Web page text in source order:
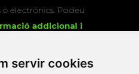
servir cookies
o electrònics. Podeu
addicional i
protecció de dades
casella, consentiu que